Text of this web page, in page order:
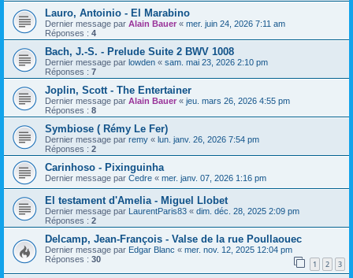
Lauro, Antoinio - El Marabino
Dernier message par Alain Bauer « mer. juin 24, 2026 7:11 am
Réponses : 4
Bach, J.-S. - Prelude Suite 2 BWV 1008
Dernier message par lowden « sam. mai 23, 2026 2:10 pm
Réponses : 7
Joplin, Scott - The Entertainer
Dernier message par Alain Bauer « jeu. mars 26, 2026 4:55 pm
Réponses : 8
Symbiose ( Rémy Le Fer)
Dernier message par remy « lun. janv. 26, 2026 7:54 pm
Réponses : 2
Carinhoso - Pixinguinha
Dernier message par Cedre « mer. janv. 07, 2026 1:16 pm
El testament d'Amelia - Miguel Llobet
Dernier message par LaurentParis83 « dim. déc. 28, 2025 2:09 pm
Réponses : 2
Delcamp, Jean-François - Valse de la rue Poullaouec
Dernier message par Edgar Blanc « mer. nov. 12, 2025 12:04 pm
Réponses : 30 1 2 3